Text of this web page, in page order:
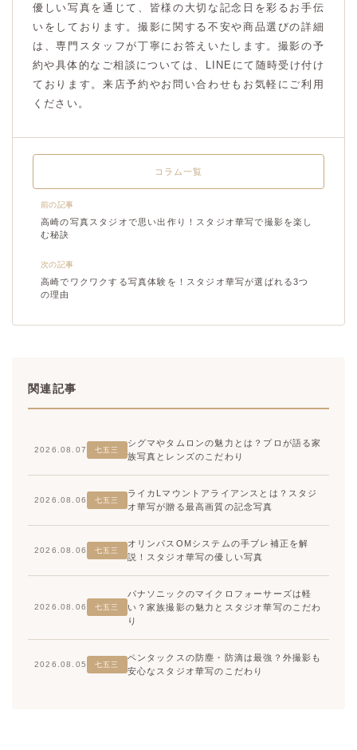
優しい写真を通じて、皆様の大切な記念日を彩るお手伝
いをしております。撮影に関する不安や商品選びの詳細
は、専門スタッフが丁寧にお答えいたします。撮影の予
約や具体的なご相談については、LINEにて随時受け付け
ております。来店予約やお問い合わせもお気軽にご利用
ください。
前の記事
高崎の写真スタジオで思い出作り！スタジオ華写で撮影を楽し
む秘訣
コラム一覧
次の記事
高崎でワクワクする写真体験を！スタジオ華写が選ばれる3つ
の理由
関連記事
2026.08.07 七五三
シグマやタムロンの魅力とは？プロが語る家
族写真とレンズのこだわり
2026.08.06 七五三
ライカLマウントアライアンスとは？スタジ
オ華写が贈る最高画質の記念写真
2026.08.06 七五三
オリンパスOMシステムの手ブレ補正を解
説！スタジオ華写の優しい写真
2026.08.06 七五三
パナソニックのマイクロフォーサーズは軽
い？家族撮影の魅力とスタジオ華写のこだわ
り
2026.08.05 七五三
ペンタックスの防塵・防滴は最強？外撮影も
安心なスタジオ華写のこだわり